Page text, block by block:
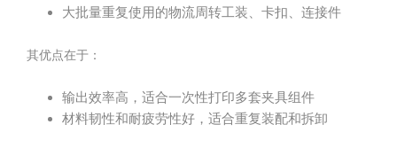
大批量重复使用的物流周转工装、卡扣、连接件
其优点在于：
输出效率高，适合一次性打印多套夹具组件
材料韧性和耐疲劳性好，适合重复装配和拆卸